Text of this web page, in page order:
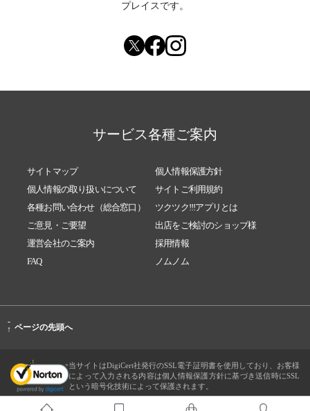
プレイスです。
サービス各種ご案内
サイトマップ
個人情報保護方針
個人情報の取り扱いについて
サイトご利用規約
各種お問い合わせ（総合窓口）
ツクツク!!!アプリとは
ご意見・ご要望
出店をご検討のショップ様
運営会社のご案内
採用情報
FAQ
ノムノム
-
↑ ページの先頭へ
当サイトはDigiCert社発行のSSL電子証明書を使用しており、お客様
によって入力される内容は個人情報保護方針に基づき送信時にSSL
という暗号化技術によって保護されます。